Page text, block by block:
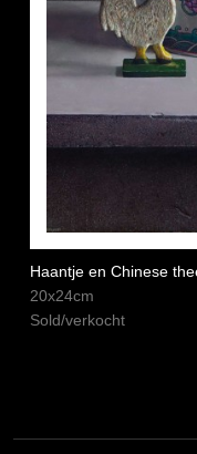
Haantje en Chinese
20x24cm
Sold/verkocht